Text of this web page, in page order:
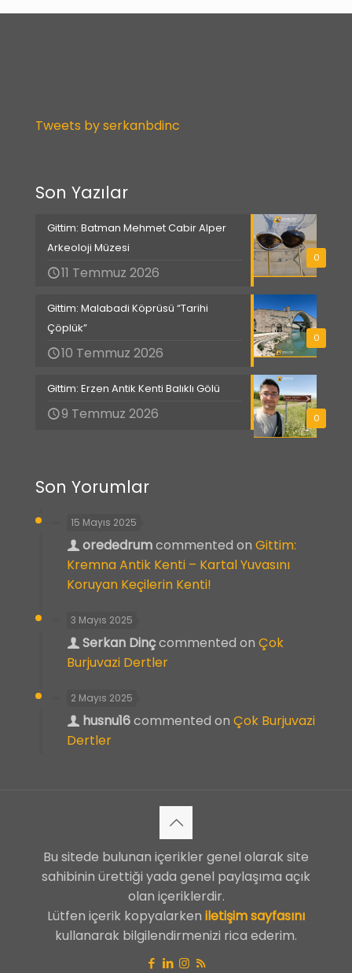
Tweets by serkanbdinc
Son Yazılar
0
Gittim: Batman Mehmet Cabir Alper
Arkeoloji Müzesi
11 Temmuz 2026
0
Gittim: Malabadi Köprüsü “Tarihi
Çöplük”
10 Temmuz 2026
0
Gittim: Erzen Antik Kenti Balıklı Gölü
9 Temmuz 2026
Son Yorumlar
15 Mayıs 2025
orededrumcommented on Gittim:
Kremna Antik Kenti – Kartal Yuvasını
Koruyan Keçilerin Kenti!
3 Mayıs 2025
Serkan Dinçcommented on Çok
Burjuvazi Dertler
2 Mayıs 2025
husnu16commented on Çok Burjuvazi
Dertler
Bu sitede bulunan içerikler genel olarak site
sahibinin ürettiği yada genel paylaşıma açık
olan içeriklerdir.
Lütfen içerik kopyalarken iletişim sayfasını
kullanarak bilgilendirmenizi rica ederim.